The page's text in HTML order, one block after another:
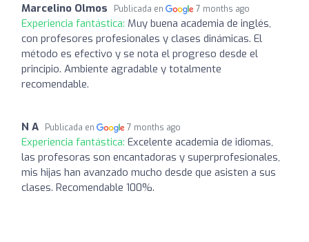
Marcelino Olmos Publicada en 7 months ago
Experiencia fantástica: Muy buena academia de inglés,
con profesores profesionales y clases dinámicas. El
método es efectivo y se nota el progreso desde el
principio. Ambiente agradable y totalmente
recomendable.
N A Publicada en 7 months ago
Experiencia fantástica: Excelente academia de idiomas,
las profesoras son encantadoras y superprofesionales,
mis hijas han avanzado mucho desde que asisten a sus
clases. Recomendable 100%.